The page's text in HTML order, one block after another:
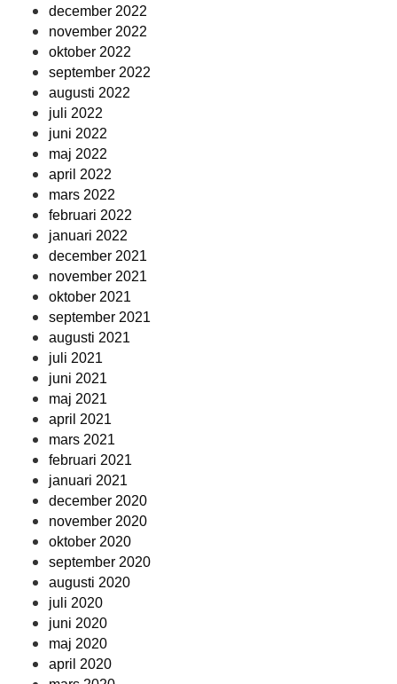
december 2022
november 2022
oktober 2022
september 2022
augusti 2022
juli 2022
juni 2022
maj 2022
april 2022
mars 2022
februari 2022
januari 2022
december 2021
november 2021
oktober 2021
september 2021
augusti 2021
juli 2021
juni 2021
maj 2021
april 2021
mars 2021
februari 2021
januari 2021
december 2020
november 2020
oktober 2020
september 2020
augusti 2020
juli 2020
juni 2020
maj 2020
april 2020